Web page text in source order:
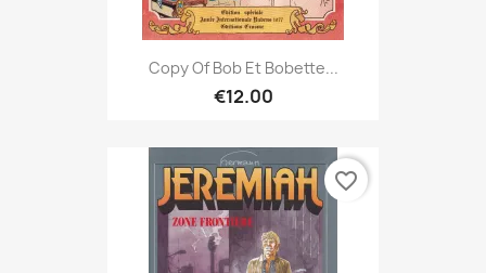
Copy Of Bob Et Bobette...
€12.00
favorite_border